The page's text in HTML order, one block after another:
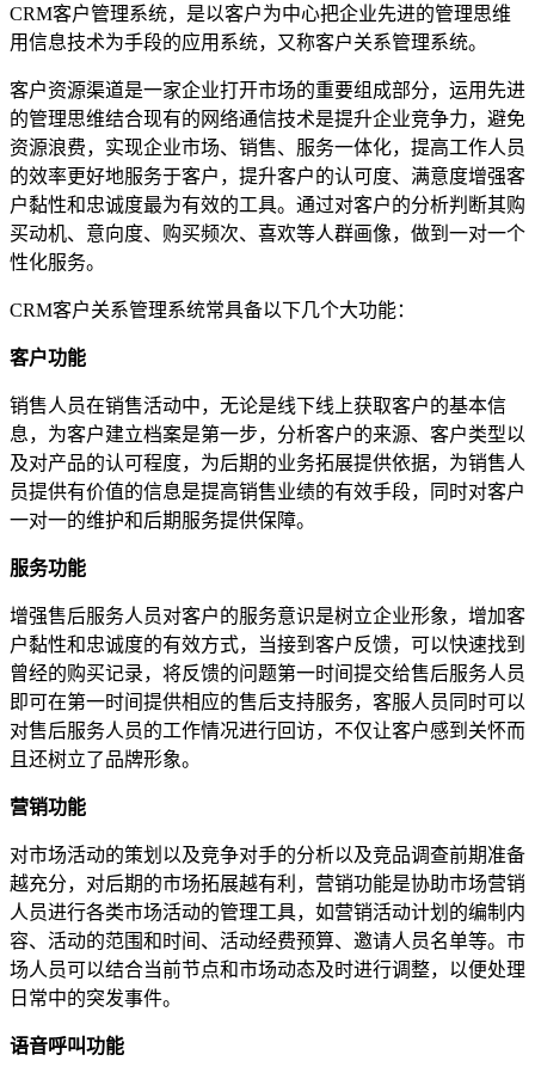
CRM客户管理系统，是以客户为中心把企业先进的管理思维
用信息技术为手段的应用系统，又称客户关系管理系统。
客户资源渠道是一家企业打开市场的重要组成部分，运用先进
的管理思维结合现有的网络通信技术是提升企业竞争力，避免
资源浪费，实现企业市场、销售、服务一体化，提高工作人员
的效率更好地服务于客户，提升客户的认可度、满意度增强客
户黏性和忠诚度最为有效的工具。通过对客户的分析判断其购
买动机、意向度、购买频次、喜欢等人群画像，做到一对一个
性化服务。
CRM客户关系管理系统常具备以下几个大功能：
客户功能
销售人员在销售活动中，无论是线下线上获取客户的基本信
息，为客户建立档案是第一步，分析客户的来源、客户类型以
及对产品的认可程度，为后期的业务拓展提供依据，为销售人
员提供有价值的信息是提高销售业绩的有效手段，同时对客户
一对一的维护和后期服务提供保障。
服务功能
增强售后服务人员对客户的服务意识是树立企业形象，增加客
户黏性和忠诚度的有效方式，当接到客户反馈，可以快速找到
曾经的购买记录，将反馈的问题第一时间提交给售后服务人员
即可在第一时间提供相应的售后支持服务，客服人员同时可以
对售后服务人员的工作情况进行回访，不仅让客户感到关怀而
且还树立了品牌形象。
营销功能
对市场活动的策划以及竞争对手的分析以及竞品调查前期准备
越充分，对后期的市场拓展越有利，营销功能是协助市场营销
人员进行各类市场活动的管理工具，如营销活动计划的编制内
容、活动的范围和时间、活动经费预算、邀请人员名单等。市
场人员可以结合当前节点和市场动态及时进行调整，以便处理
日常中的突发事件。
语音呼叫功能